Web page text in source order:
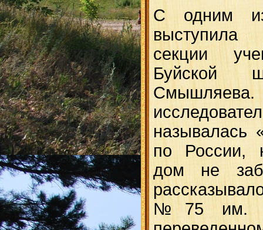
С одним
выступила
секции
Буйской
называлась
по России,
дом не
№75 им.